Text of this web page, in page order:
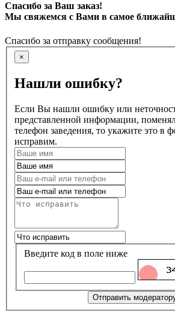
Спасибо за Ваш заказ!
Мы свяжемся с Вами в самое
Спасибо за отправку сообщения!
×
Нашли ошибку?
Если Вы нашли ошибку или
представленной информации,
телефон заведения, то укажите это в
исправим.
Введите код в поле ниже
Отправить